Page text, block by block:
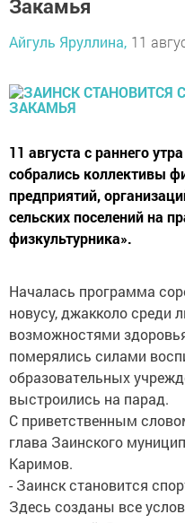
Закамья
Айгуль Яруллина, 11
11 августа с раннего
собрались коллективы
предприятий,
сельских поселений на
физкультурника».
Началась программа
новусу, джакколо среди
возможностями
померялись силами
образовательных
выстроились на парад.
С приветственным
глава Заинского
Каримов.
- Заинск становится
Здесь созданы все